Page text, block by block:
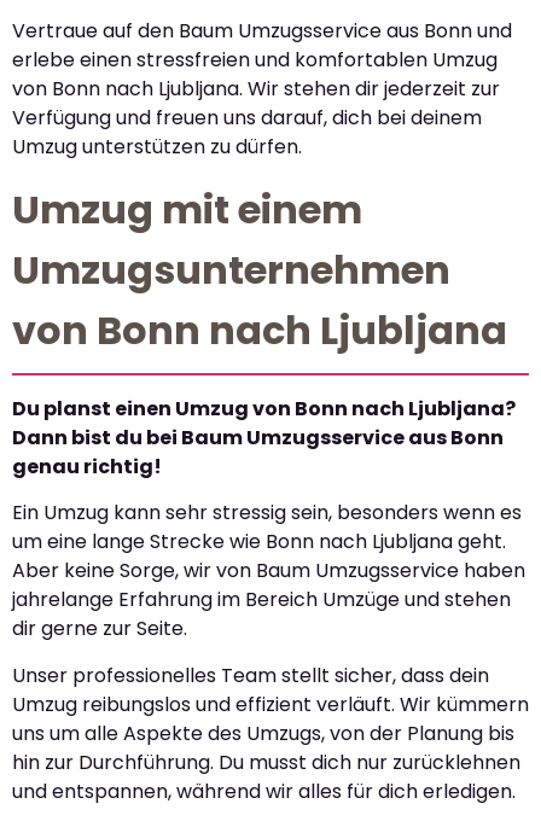
Vertraue auf den Baum Umzugsservice aus Bonn und
erlebe einen stressfreien und komfortablen Umzug
von Bonn nach Ljubljana. Wir stehen dir jederzeit zur
Verfügung und freuen uns darauf, dich bei deinem
Umzug unterstützen zu dürfen.
Umzug mit einem
Umzugsunternehmen
von Bonn nach Ljubljana
Du planst einen Umzug von Bonn nach Ljubljana?
Dann bist du bei Baum Umzugsservice aus Bonn
genau richtig!
Ein Umzug kann sehr stressig sein, besonders wenn es
um eine lange Strecke wie Bonn nach Ljubljana geht.
Aber keine Sorge, wir von Baum Umzugsservice haben
jahrelange Erfahrung im Bereich Umzüge und stehen
dir gerne zur Seite.
Unser professionelles Team stellt sicher, dass dein
Umzug reibungslos und effizient verläuft. Wir kümmern
uns um alle Aspekte des Umzugs, von der Planung bis
hin zur Durchführung. Du musst dich nur zurücklehnen
und entspannen, während wir alles für dich erledigen.